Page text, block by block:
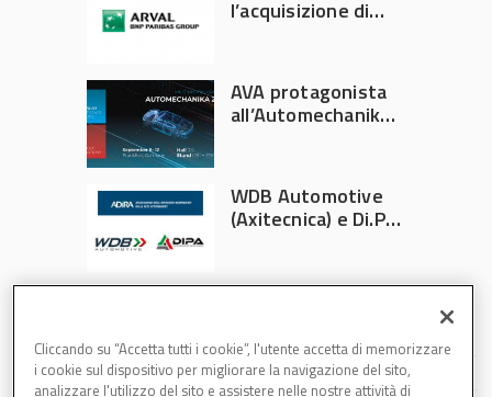
l’acquisizione di
AVA protagonista
all’Automechanika
WDB Automotive
(Axitecnica) e Di.Pa.
Cliccando su “Accetta tutti i cookie”, l'utente accetta di memorizzare
i cookie sul dispositivo per migliorare la navigazione del sito,
analizzare l'utilizzo del sito e assistere nelle nostre attività di